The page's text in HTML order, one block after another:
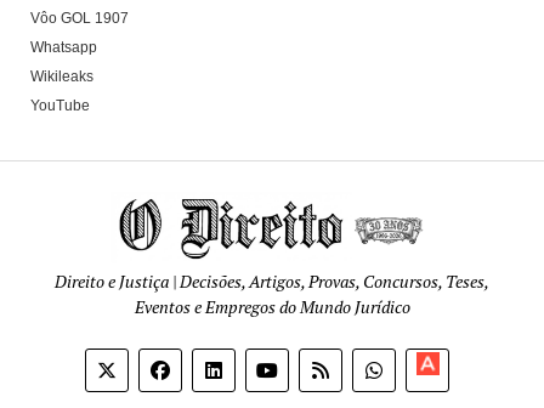
Vôo GOL 1907
Whatsapp
Wikileaks
YouTube
Direito e Justiça | Decisões, Artigos, Provas, Concursos, Teses,
Eventos e Empregos do Mundo Jurídico